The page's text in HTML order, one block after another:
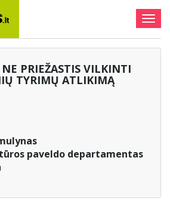
PRIEŽASTIS VILKINTI
TYRIMŲ ATLIKIMĄ
paveldo departamentas